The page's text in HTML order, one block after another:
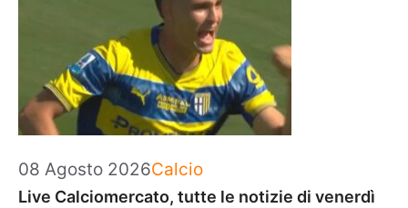
08 Agosto 2026Categorie
Calcio
Live Calciomercato, tutte le notizie di venerdì